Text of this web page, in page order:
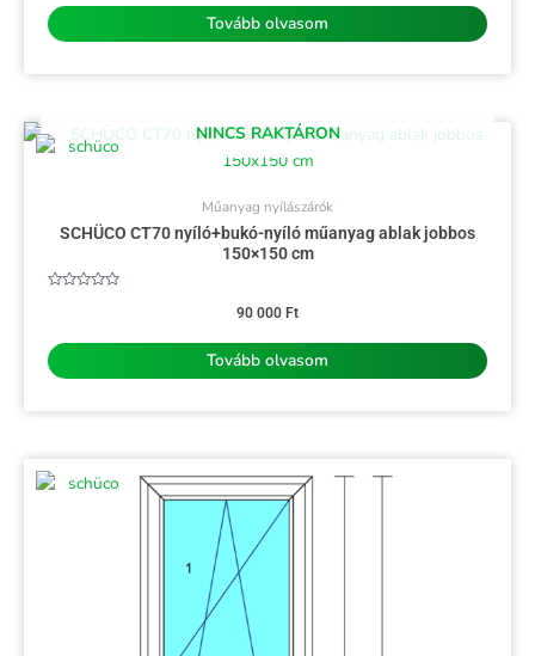
Tovább olvasom
NINCS RAKTÁRON
Műanyag nyílászárók
SCHÜCO CT70 nyíló+bukó-nyíló műanyag ablak jobbos
150×150 cm
90 000 Ft
Tovább olvasom